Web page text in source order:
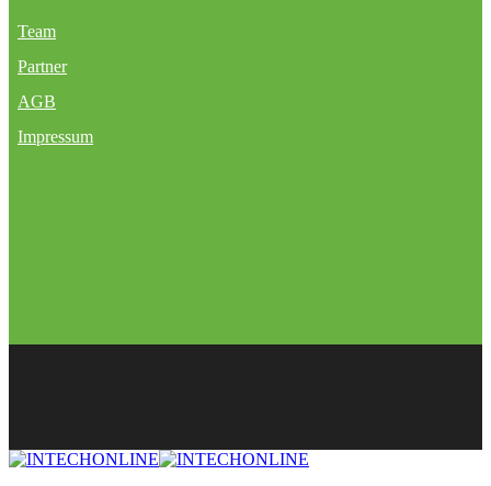
Team
Partner
AGB
Impressum